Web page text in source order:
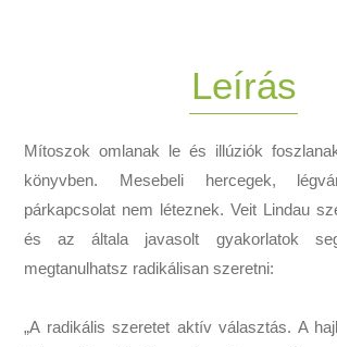
Leírás
Mítoszok omlanak le és illúziók
könyvben. Mesebeli hercegek,
párkapcsolat nem léteznek. Veit Lindau
és az általa javasolt gyakorlatok
megtanulhatsz radikálisan szeretni:
„A radikális szeretet aktív választás. A